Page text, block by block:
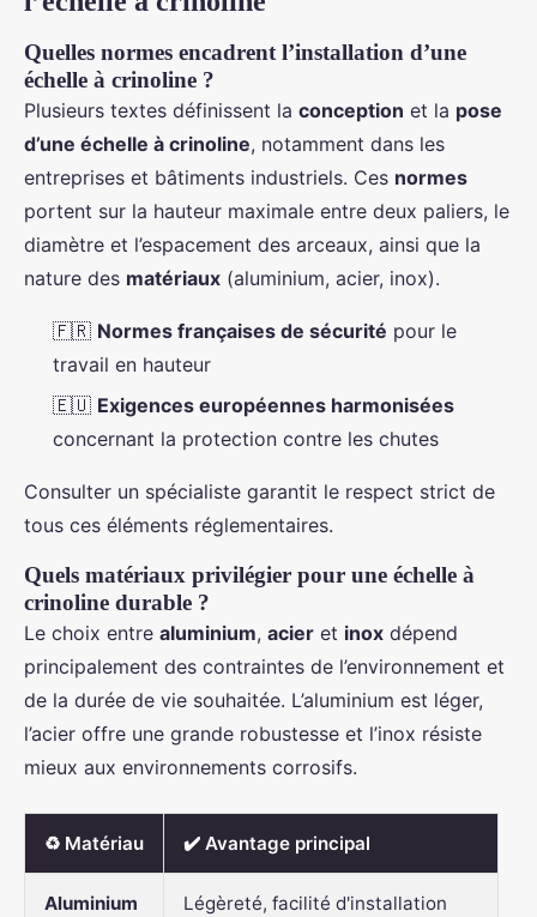
Quelles normes encadrent l’installation d’une
échelle à crinoline ?
Plusieurs textes définissent la conception et la pose
d’une échelle à crinoline, notamment dans les
entreprises et bâtiments industriels. Ces normes
portent sur la hauteur maximale entre deux paliers, le
diamètre et l’espacement des arceaux, ainsi que la
nature des matériaux (aluminium, acier, inox).
🇫🇷 Normes françaises de sécurité pour le
travail en hauteur
🇪🇺 Exigences européennes harmonisées
concernant la protection contre les chutes
Consulter un spécialiste garantit le respect strict de
tous ces éléments réglementaires.
Quels matériaux privilégier pour une échelle à
crinoline durable ?
Le choix entre aluminium, acier et inox dépend
principalement des contraintes de l’environnement et
de la durée de vie souhaitée. L’aluminium est léger,
l’acier offre une grande robustesse et l’inox résiste
mieux aux environnements corrosifs.
♻️ Matériau ✔️ Avantage principal
Aluminium Légèreté, facilité d'installation